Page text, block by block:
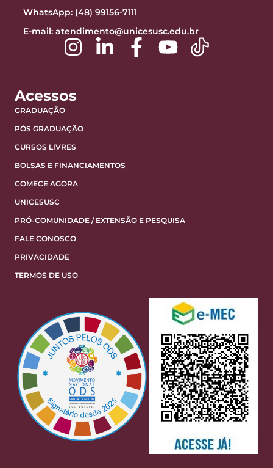
WhatsApp: (48) 99156-7111
E-mail: atendimento@unicesusc.edu.br
Acessos
GRADUAÇÃO
PÓS GRADUAÇÃO
CURSOS LIVRES
BOLSAS E FINANCIAMENTOS
COMECE AGORA
UNICESUSC
PRÓ-COMUNIDADE / EXTENSÃO E PESQUISA
FALE CONOSCO
PRIVACIDADE
TERMOS DE USO